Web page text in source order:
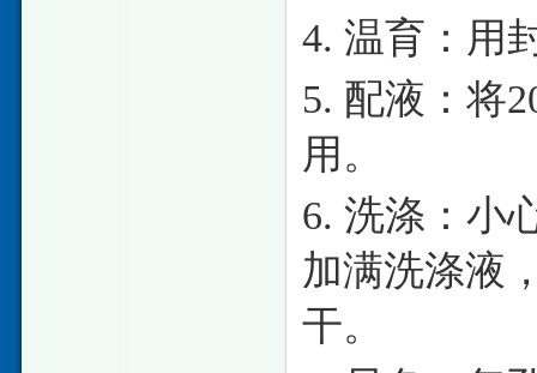
4. 温育：用
5. 配液：将
用。
6. 洗涤：小
加满洗涤液
干。